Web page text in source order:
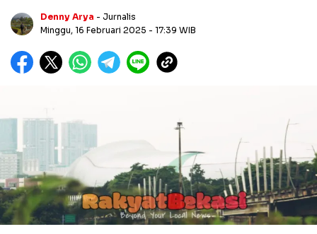
Denny Arya - Jurnalis
Minggu, 16 Februari 2025 - 17:39 WIB